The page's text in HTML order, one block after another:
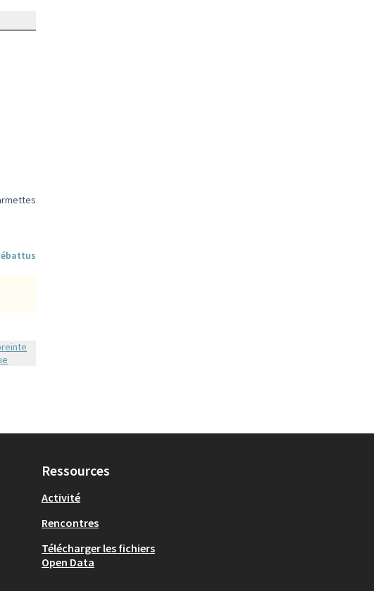
secteur : Gratte-Ciel Dedieu Charmettes
Ressources
Activité
Rencontres
Télécharger les fichiers
Open Data